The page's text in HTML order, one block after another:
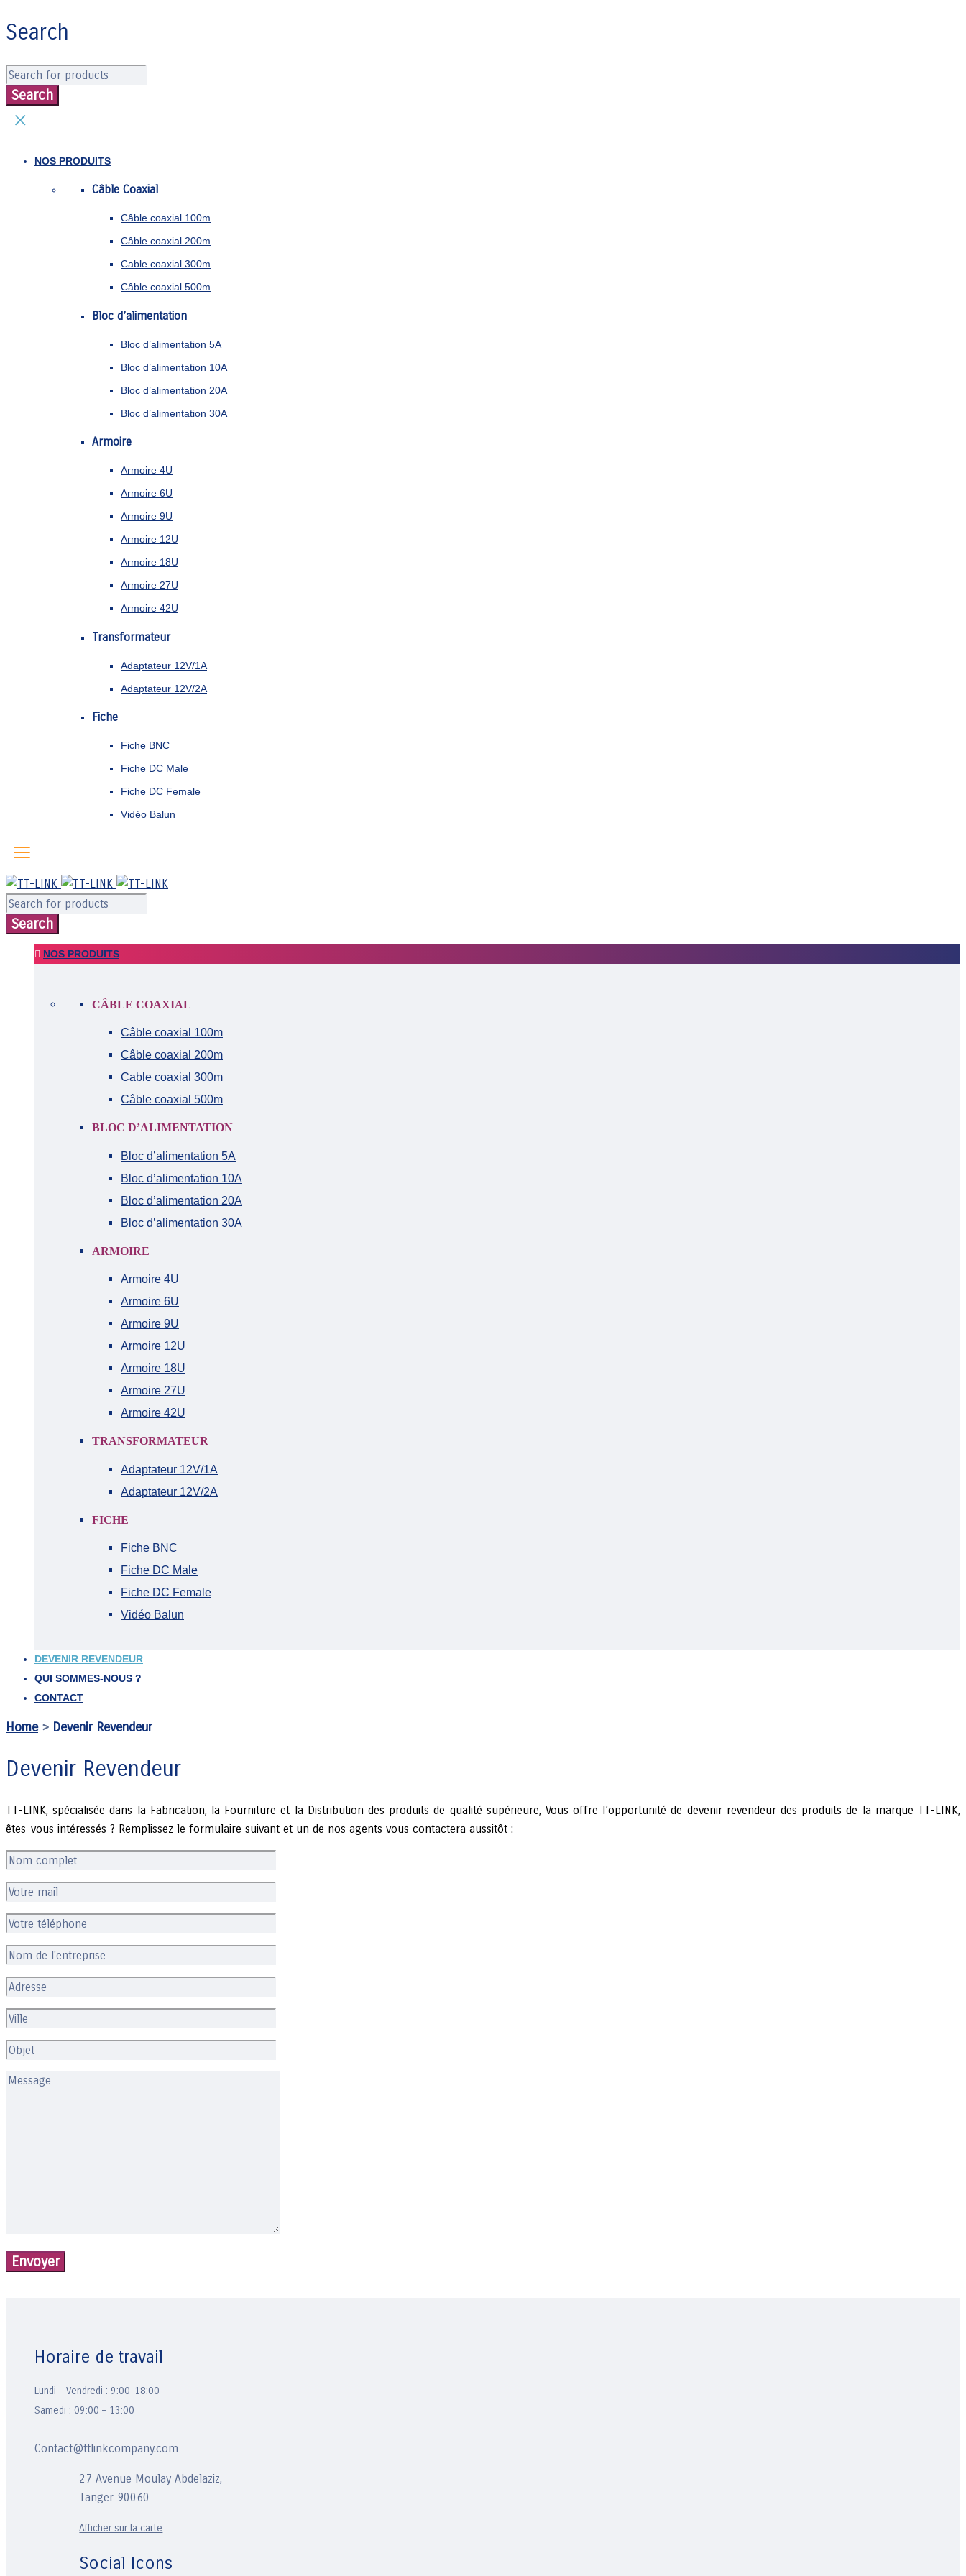
Search
NOS PRODUITS
Câble Coaxial
Câble coaxial 100m
Câble coaxial 200m
Cable coaxial 300m
Câble coaxial 500m
Bloc d’alimentation
Bloc d’alimentation 5A
Bloc d’alimentation 10A
Bloc d’alimentation 20A
Bloc d’alimentation 30A
Armoire
Armoire 4U
Armoire 6U
Armoire 9U
Armoire 12U
Armoire 18U
Armoire 27U
Armoire 42U
Transformateur
Adaptateur 12V/1A
Adaptateur 12V/2A
Fiche
Fiche BNC
Fiche DC Male
Fiche DC Female
Vidéo Balun
NOS PRODUITS
CÂBLE COAXIAL
Câble coaxial 100m
Câble coaxial 200m
Cable coaxial 300m
Câble coaxial 500m
BLOC D’ALIMENTATION
Bloc d’alimentation 5A
Bloc d’alimentation 10A
Bloc d’alimentation 20A
Bloc d’alimentation 30A
ARMOIRE
Armoire 4U
Armoire 6U
Armoire 9U
Armoire 12U
Armoire 18U
Armoire 27U
Armoire 42U
TRANSFORMATEUR
Adaptateur 12V/1A
Adaptateur 12V/2A
FICHE
Fiche BNC
Fiche DC Male
Fiche DC Female
Vidéo Balun
DEVENIR REVENDEUR
QUI SOMMES-NOUS ?
CONTACT
Home > Devenir Revendeur
Devenir Revendeur
TT-LINK, spécialisée dans la Fabrication, la Fourniture et la Distribution des produits de qualité supérieure, Vous offre l’opportunité de devenir revendeur des produits de la marque TT-LINK,
êtes-vous intéressés ? Remplissez le formulaire suivant et un de nos agents vous contactera aussitôt :
Horaire de travail
Lundi – Vendredi : 9:00-18:00
Samedi : 09:00 – 13:00
Contact@ttlinkcompany.com
27 Avenue Moulay Abdelaziz,
Tanger 90060
Afficher sur la carte
Social Icons